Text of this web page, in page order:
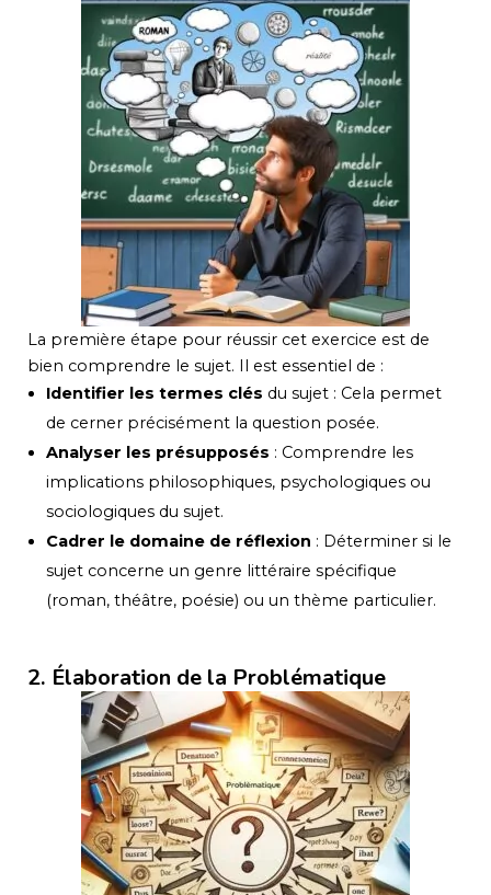
La première étape pour réussir cet exercice est de
bien comprendre le sujet. Il est essentiel de :
Identifier les termes clés du sujet : Cela permet
de cerner précisément la question posée.
Analyser les présupposés : Comprendre les
implications philosophiques, psychologiques ou
sociologiques du sujet.
Cadrer le domaine de réflexion : Déterminer si le
sujet concerne un genre littéraire spécifique
(roman, théâtre, poésie) ou un thème particulier.
2. Élaboration de la Problématique